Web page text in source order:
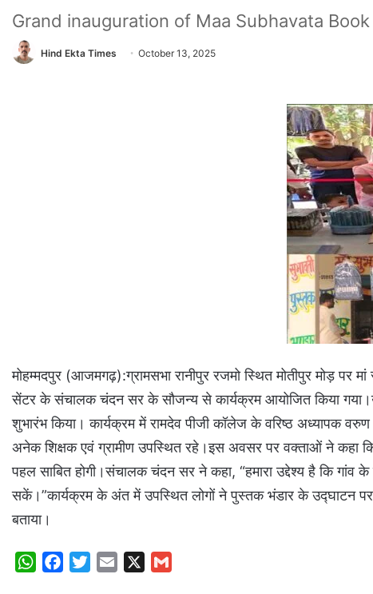
Grand inauguration of Maa Subhavata
Hind Ekta Times October 13, 2025
मोहम्मदपुर (आजमगढ़):ग्रामसभा रानीपुर रजमो स्थित मोतीपुर मोड़
सेंटर के संचालक चंदन सर के सौजन्य से कार्यक्रम आयोजित किया
शुभारंभ किया। कार्यक्रम में रामदेव पीजी कॉलेज के वरिष्ठ अध्यापक
अनेक शिक्षक एवं ग्रामीण उपस्थित रहे।इस अवसर पर वक्ताओं ने कहा कि
पहल साबित होगी।संचालक चंदन सर ने कहा, “हमारा उद्देश्य है कि गांव
सकें।”कार्यक्रम के अंत में उपस्थित लोगों ने पुस्तक भंडार के उद्घाटन
बताया।
W